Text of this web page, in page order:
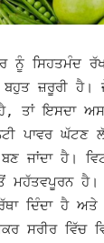
ਨੂੰ ਸਿਹਤਮੰਦ
ਜ਼ਰੂਰੀ ਹੈ।
ਤਾਂ ਇਸਦਾ
ਪਾਵਰ ਘੱਟਣ
ਜਾਂਦਾ ਹੈ।
ਮਹੱਤਵਪੂਰਨ ਹੈ।
ਦਿੰਦਾ ਹੈ
ਸਰੀਰ ਵਿੱਚ